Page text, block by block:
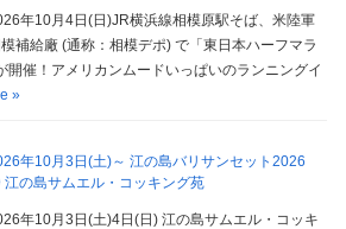
年10月4日(日)JR横浜線相模原駅そば、米陸軍
補給廠 (通称：相模デポ) で「東日本ハーフマラ
開催！アメリカンムードいっぱいのランニングイ
»
年10月3日(土)～ 江の島バリサンセット2026
江の島サムエル・コッキング苑
年10月3日(土)4日(日) 江の島サムエル・コッキ